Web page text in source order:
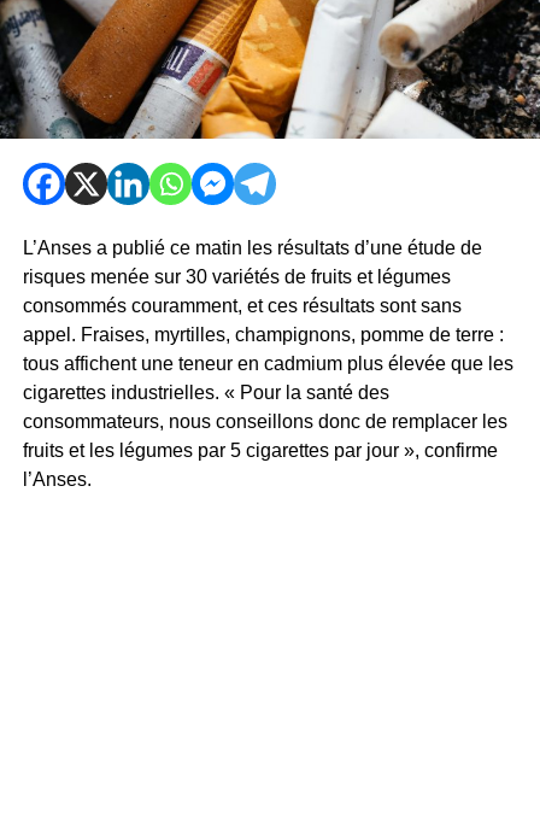
L’Anses a publié ce matin les résultats d’une étude de
risques menée sur 30 variétés de fruits et légumes
consommés couramment, et ces résultats sont sans
appel. Fraises, myrtilles, champignons, pomme de terre :
tous affichent une teneur en cadmium plus élevée que les
cigarettes industrielles. « Pour la santé des
consommateurs, nous conseillons donc de remplacer les
fruits et les légumes par 5 cigarettes par jour », confirme
l’Anses.